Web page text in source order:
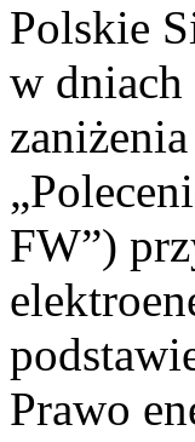
Polskie
w dniach
FW”)
Prawo